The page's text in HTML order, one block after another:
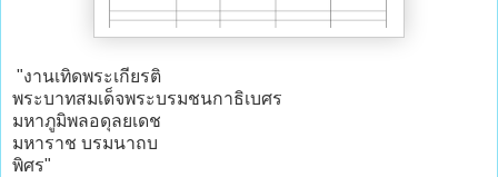
"งานเทิดพระเกียรติ
พระบาทสมเด็จพระบรมชนกาธิเบศร
มหาภูมิพลอดุลยเดช
มหาราช บรมนาถบ
พิศร"